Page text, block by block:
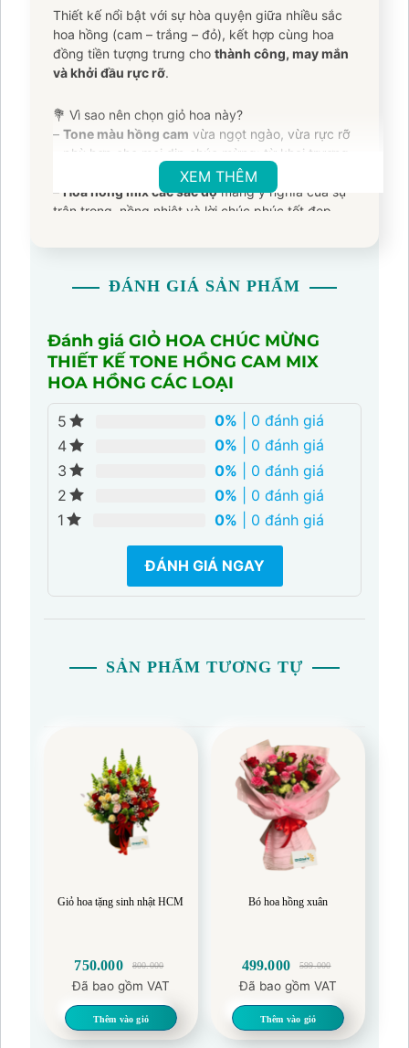
Thiết kế nổi bật với sự hòa quyện giữa nhiều sắc
hoa hồng (cam – trắng – đỏ), kết hợp cùng hoa
đồng tiền tượng trưng cho thành công, may mắn
và khởi đầu rực rỡ.
💐 Vì sao nên chọn giỏ hoa này?
– Tone màu hồng cam vừa ngọt ngào, vừa rực rỡ
– phù hợp cho mọi dịp chúc mừng: từ khai trương,
tân gia, sinh nhật đến tri ân khách hàng.
– Hoa hồng mix các sắc độmang ý nghĩa của sự
trân trọng, nồng nhiệt và lời chúc phúc tốt đẹp.
gửi gắm lời chúc vững vàng và thành công lâu dài.
trong mọi không gian – từ văn phòng đến tiệc
🎯Thích hợp tặng trong các dịp:
✨ Khai trương – Tân gia
✨Gửi lời cảm ơn đối tác – tri ân khách hàng
XEM THÊM
ĐÁNH GIÁ SẢN PHẨM
Đánh giá GIỎ HOA CHÚC MỪNG
THIẾT KẾ TONE HỒNG CAM MIX
HOA HỒNG CÁC LOẠI
5 0% | 0 đánh giá
4
0% | 0 đánh giá
3
0% | 0 đánh giá
2
0% | 0 đánh giá
1
0% | 0 đánh giá
ĐÁNH GIÁ NGAY
SẢN PHẨM TƯƠNG TỰ
Giỏ hoa tặng sinh nhật HCM
800.000
Giá
gốc
800.000.
750.000
Giá
hiện
là:
Đã bao gồm VAT
Thêm vào giỏ
Bó hoa hồng xuân
599.000
Giá
gốc
599.000.
499.000
Giá
hiện
là:
Đã bao gồm VAT
Thêm vào giỏ